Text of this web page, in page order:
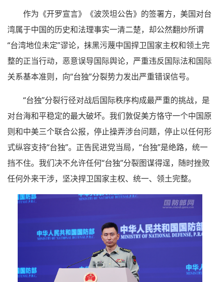
作为《开罗宣言》《波茨坦公告》的签署方，美国对台
湾属于中国的历史和法理事实一清二楚，却公然翻炒所谓
“台湾地位未定”谬论，抹黑污蔑中国捍卫国家主权和领土完
整的正当行动，恶意误导国际舆论，严重违反国际法和国际
关系基本准则，向“台独”分裂势力发出严重错误信号。
“台独”分裂行径对战后国际秩序构成最严重的挑战，是
对台海和平稳定的最大破坏。我们敦促美方恪守一个中国原
则和中美三个联合公报，停止操弄涉台问题，停止以任何形
式纵容支持“台独”。正告民进党当局，“台独”是绝路，统一
挡不住。我们决不允许任何“台独”分裂图谋得逞，随时挫败
任何外来干涉，坚决捍卫国家主权、统一、领土完整。